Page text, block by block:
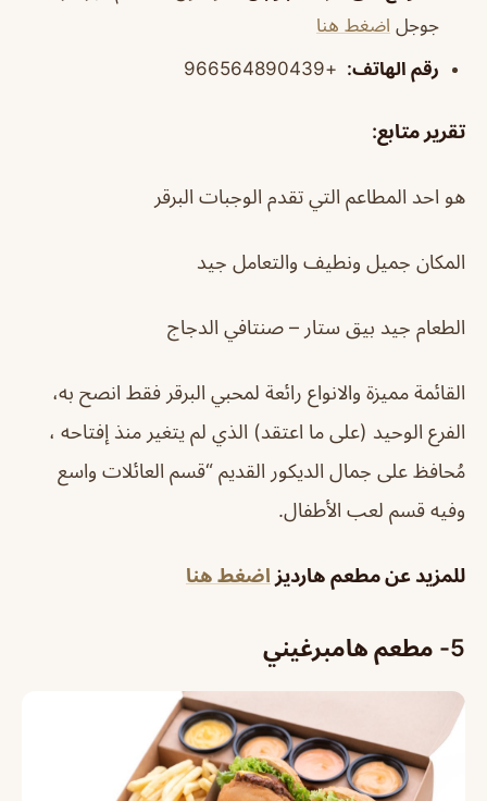
جوجل اضغط هنا
رقم الهاتف: +966564890439
تقرير متابع:
هو احد المطاعم التي تقدم الوجبات البرقر
المكان جميل ونطيف والتعامل جيد
الطعام جيد بيق ستار – صنتافي الدجاج
القائمة مميزة والانواع رائعة لمحبي البرقر فقط انصح به،
الفرع الوحيد (على ما اعتقد) الذي لم يتغير منذ إفتاحه ،
مُحافظ على جمال الديكور القديم “قسم العائلات واسع
وفيه قسم لعب الأطفال.
للمزيد عن مطعم هارديز اضغط هنا
5- مطعم هامبرغيني